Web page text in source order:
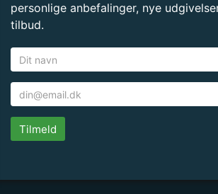
personlige anbefalinger, nye
tilbud.
Tilmeld